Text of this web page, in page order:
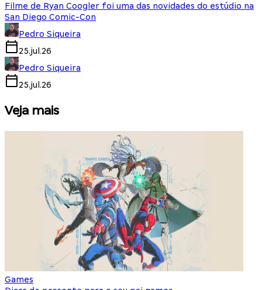
Filme de Ryan Coogler foi uma das novidades do estúdio na
San Diego Comic-Con
Pedro Siqueira
25.jul.26
Pedro Siqueira
25.jul.26
Veja mais
Games